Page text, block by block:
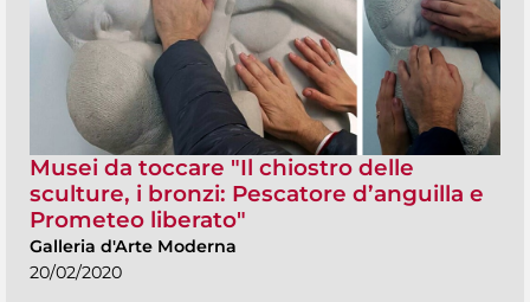
Musei da toccare "Il chiostro delle
sculture, i bronzi: Pescatore d’anguilla e
Prometeo liberato"
Galleria d'Arte Moderna
20/02/2020